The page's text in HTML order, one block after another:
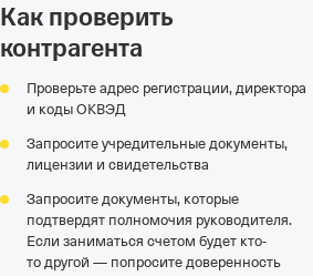
Как проверить
контрагента
Проверьте адрес регистрации, директора
и коды ОКВЭД
Запросите учредительные документы,
лицензии и свидетельства
Запросите документы, которые
подтвердят полномочия руководителя.
Если заниматься счетом будет кто-
то другой — попросите доверенность